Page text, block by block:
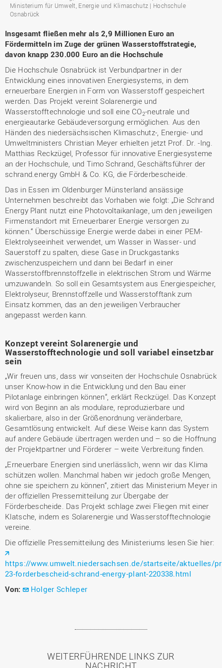
Ministerium für Umwelt, Energie und Klimaschutz | Hochschule
Osnabrück
Insgesamt fließen mehr als 2,9 Millionen Euro an
Fördermitteln im Zuge der grünen Wasserstoffstrategie,
davon knapp 230.000 Euro an die Hochschule
Die Hochschule Osnabrück ist Verbundpartner in der
Entwicklung eines innovativen Energiesystems, in dem
erneuerbare Energien in Form von Wasserstoff gespeichert
werden. Das Projekt vereint Solarenergie und
Wasserstofftechnologie und soll eine CO2-neutrale und
energieautarke Gebäudeversorgung ermöglichen. Aus den
Händen des niedersächsischen Klimaschutz-, Energie- und
Umweltministers Christian Meyer erhielten jetzt Prof. Dr. -Ing.
Matthias Reckzügel, Professor für innovative Energiesysteme
an der Hochschule, und Timo Schrand, Geschäftsführer der
schrand.energy GmbH & Co. KG, die Förderbescheide.
Das in Essen im Oldenburger Münsterland ansässige
Unternehmen beschreibt das Vorhaben wie folgt: „Die Schrand
Energy Plant nutzt eine Photovoltaikanlage, um den jeweiligen
Firmenstandort mit Erneuerbarer Energie versorgen zu
können.“ Überschüssige Energie werde dabei in einer PEM-
Elektrolyseeinheit verwendet, um Wasser in Wasser- und
Sauerstoff zu spalten, diese Gase in Druckgastanks
zwischenzuspeichern und dann bei Bedarf in einer
Wasserstoffbrennstoffzelle in elektrischen Strom und Wärme
umzuwandeln. So soll ein Gesamtsystem aus Energiespeicher,
Elektrolyseur, Brennstoffzelle und Wasserstofftank zum
Einsatz kommen, das an den jeweiligen Verbraucher
angepasst werden kann.
Konzept vereint Solarenergie und
Wasserstofftechnologie und soll variabel einsetzbar
sein
„Wir freuen uns, dass wir vonseiten der Hochschule Osnabrück
unser Know-how in die Entwicklung und den Bau einer
Pilotanlage einbringen können“, erklärt Reckzügel. Das Konzept
wird von Beginn an als modulare, reproduzierbare und
skalierbare, also in der Größenordnung veränderbare,
Gesamtlösung entwickelt. Auf diese Weise kann das System
auf andere Gebäude übertragen werden und – so die Hoffnung
der Projektpartner und Förderer – weite Verbreitung finden.
„Erneuerbare Energien sind unerlässlich, wenn wir das Klima
schützen wollen. Manchmal haben wir jedoch große Mengen,
ohne sie speichern zu können“, zitiert das Ministerium Meyer in
der offiziellen Pressemitteilung zur Übergabe der
Förderbescheide. Das Projekt schlage zwei Fliegen mit einer
Klatsche, indem es Solarenergie und Wasserstofftechnologie
vereine.
Die offizielle Pressemitteilung des Ministeriums lesen Sie hier:
https://www.umwelt.niedersachsen.de/startseite/aktuelles/
23-forderbescheid-schrand-energy-plant-220338.html
Von:
Holger Schleper
WEITERFÜHRENDE LINKS ZUR
NACHRICHT